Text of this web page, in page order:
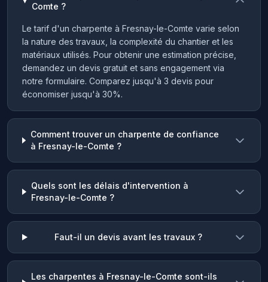
Comte ?
Le tarif d'un charpente à Fresnay-le-Comte varie selon
la nature des travaux, la complexité du chantier et les
matériaux utilisés. Pour obtenir une estimation précise,
demandez un devis gratuit et sans engagement via
notre formulaire. Comparez jusqu'à 3 devis pour
économiser jusqu'à 30%.
Comment trouver un charpente de confiance
à Fresnay-le-Comte ?
Quels sont les délais d'intervention à
Fresnay-le-Comte ?
Faut-il un devis avant les travaux ?
Les charpentes à Fresnay-le-Comte sont-ils